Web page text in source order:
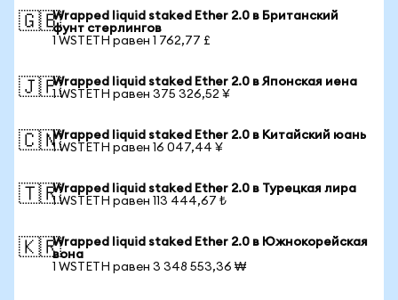
🇬🇧Wrapped liquid staked Ether 2.0 в Британский
фунт стерлингов
1 WSTETH равен 1 762,77 £
🇯🇵Wrapped liquid staked Ether 2.0 в Японская иена
1 WSTETH равен 375 326,52 ¥
🇨🇳Wrapped liquid staked Ether 2.0 в Китайский юань
1 WSTETH равен 16 047,44 ¥
🇹🇷Wrapped liquid staked Ether 2.0 в Турецкая лира
1 WSTETH равен 113 444,67 ₺
🇰🇷Wrapped liquid staked Ether 2.0 в Южнокорейская
вона
1 WSTETH равен 3 348 553,36 ₩